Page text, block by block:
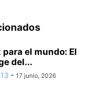
para el mundo: El
del...
- 17 junio, 2026